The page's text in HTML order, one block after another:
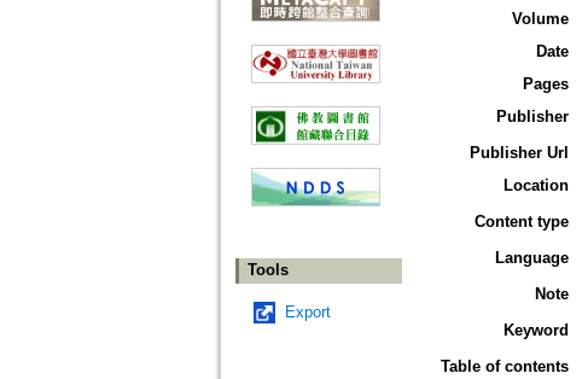
Tools
Export
Volume
Date
Pages
Publisher
Publisher Url
Location
Content type
Language
Note
Keyword
Table of contents